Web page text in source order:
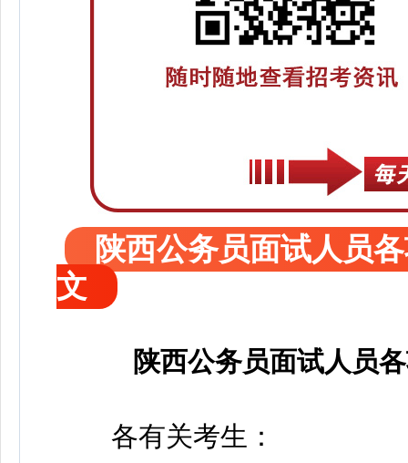
陕西公务员面试人员
文
陕西公务员面试人员
各有关考生：